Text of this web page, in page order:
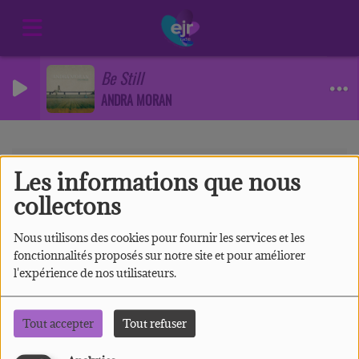
Les informations que nous
collectons
Nous utilisons des cookies pour fournir les services et les
fonctionnalités proposés sur notre site et pour améliorer
l'expérience de nos utilisateurs.
Tout accepter Tout refuser
Be Still
ANDRA MORAN
Se connecter
Se connecter
Email